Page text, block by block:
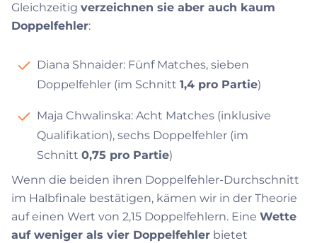
Gleichzeitig verzeichnen sie aber auch kaum
Doppelfehler:
Diana Shnaider: Fünf Matches, sieben
Doppelfehler (im Schnitt 1,4 pro Partie)
Maja Chwalinska: Acht Matches (inklusive
Qualifikation), sechs Doppelfehler (im
Schnitt 0,75 pro Partie)
Wenn die beiden ihren Doppelfehler-Durchschnitt
im Halbfinale bestätigen, kämen wir in der Theorie
auf einen Wert von 2,15 Doppelfehlern. Eine Wette
auf weniger als vier Doppelfehler bietet